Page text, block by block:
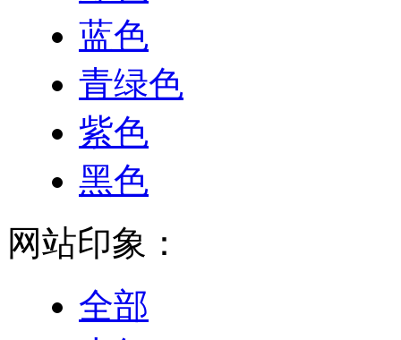
蓝色
青绿色
紫色
黑色
网站印象：
全部